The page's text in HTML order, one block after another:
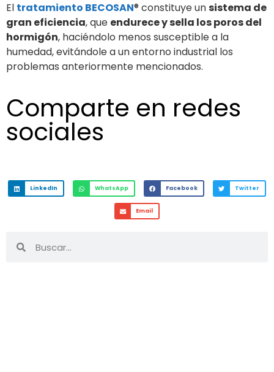
El tratamiento BECOSAN® constituye unsistema de
gran eficiencia, que endurece y sella los poros del
hormigón, haciéndolo menos susceptible a la
humedad, evitándole a un entorno industrial los
problemas anteriormente mencionados.
Comparte en redes
sociales
LinkedIn WhatsApp Facebook Twitter
Email